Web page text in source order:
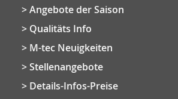
Angebote der Saison
Qualitäts Info
M-tec Neuigkeiten
Stellenangebote
Details-Infos-Preise